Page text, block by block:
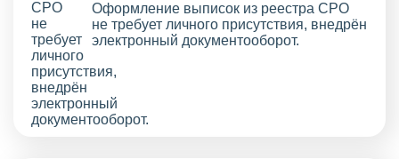
Оформление выписок из реестра СРО
не требует личного присутствия, внедрён
электронный документооборот.